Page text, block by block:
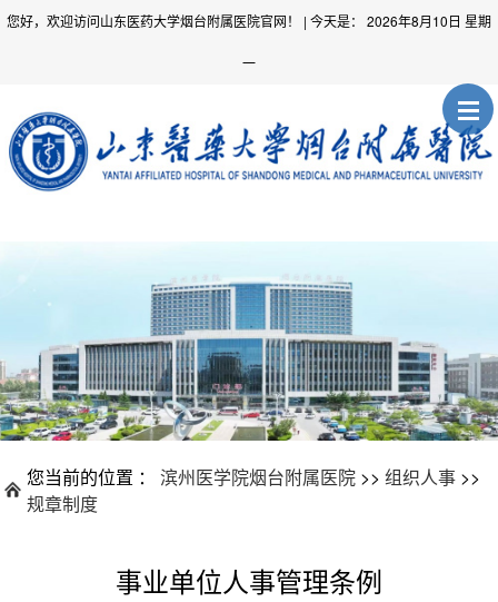
您好，欢迎访问山东医药大学烟台附属医院官网！ | 今天是： 2026年8月10日 星期
一
您当前的位置 ：滨州医学院烟台附属医院 >>组织人事 >>
规章制度
事业单位人事管理条例